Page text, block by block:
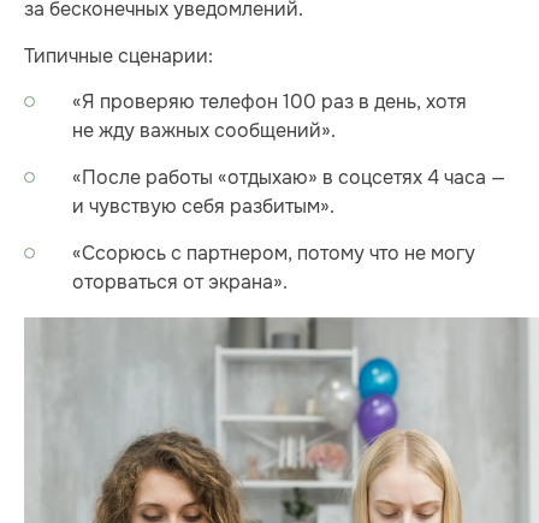
за бесконечных уведомлений.
Типичные сценарии:
«Я проверяю телефон 100 раз в день, хотя
не жду важных сообщений».
«После работы «отдыхаю» в соцсетях 4 часа —
и чувствую себя разбитым».
«Ссорюсь с партнером, потому что не могу
оторваться от экрана».